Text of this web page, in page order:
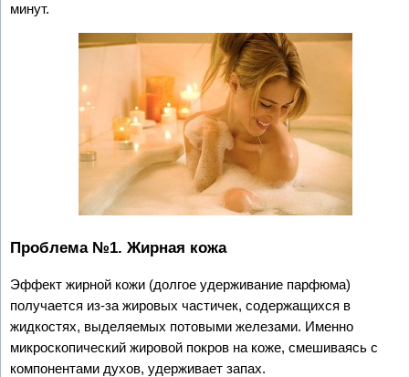
минут.
Проблема №1. Жирная кожа
Эффект жирной кожи (долгое удерживание парфюма)
получается из-за жировых частичек, содержащихся в
жидкостях, выделяемых потовыми железами. Именно
микроскопический жировой покров на коже, смешиваясь с
компонентами духов, удерживает запах.